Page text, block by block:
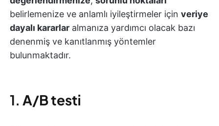
belirlemenize ve anlamlı iyileştirmeler için veriye
dayalı kararlar almanıza yardımcı olacak bazı
denenmiş ve kanıtlanmış yöntemler
bulunmaktadır.
1. A/B testi